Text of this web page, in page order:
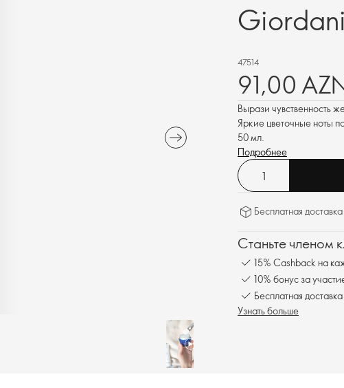
47514
91,00
Вырази чувственность
Яркие цветочные ноты
50 мл.
Подробнее
Бесплатная доставка
Станьте членом
15% Cashback на
10% бонус за
Бесплатная
Узнать больше